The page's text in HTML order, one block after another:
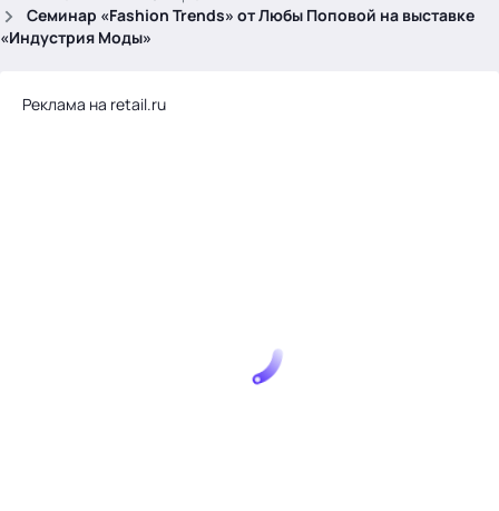
Семинар «Fashion Trends» от Любы Поповой на выставке
«Индустрия Моды»
Реклама на retail.ru